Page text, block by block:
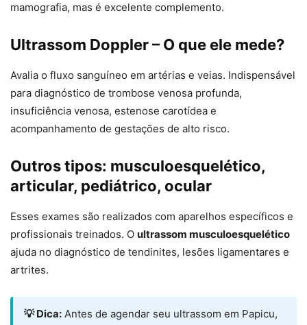
mamografia, mas é excelente complemento.
Ultrassom Doppler – O que ele mede?
Avalia o fluxo sanguíneo em artérias e veias. Indispensável
para diagnóstico de trombose venosa profunda,
insuficiência venosa, estenose carotídea e
acompanhamento de gestações de alto risco.
Outros tipos: musculoesquelético,
articular, pediátrico, ocular
Esses exames são realizados com aparelhos específicos e
profissionais treinados. O ultrassom musculoesquelético
ajuda no diagnóstico de tendinites, lesões ligamentares e
artrites.
💡 Dica: Antes de agendar seu ultrassom em Papicu,